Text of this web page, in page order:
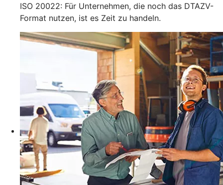
ISO 20022: Für Unternehmen, die noch das DTAZV-
Format nutzen, ist es Zeit zu handeln.